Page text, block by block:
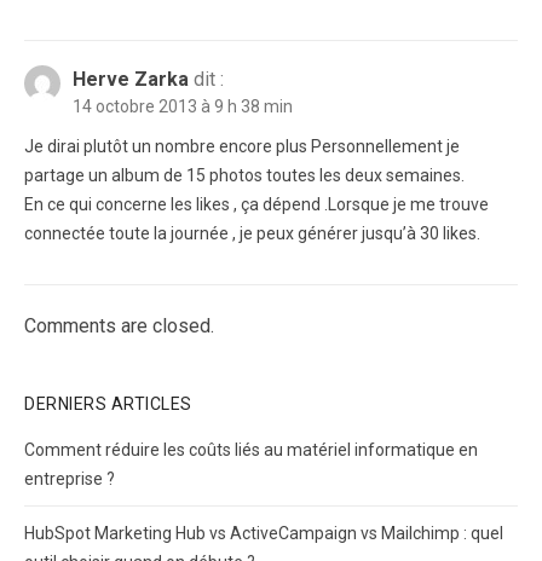
Herve Zarka dit :
14 octobre 2013 à 9 h 38 min
Je dirai plutôt un nombre encore plus Personnellement je
partage un album de 15 photos toutes les deux semaines.
En ce qui concerne les likes , ça dépend .Lorsque je me trouve
connectée toute la journée , je peux générer jusqu’à 30 likes.
Comments are closed.
DERNIERS ARTICLES
Comment réduire les coûts liés au matériel informatique en
entreprise ?
HubSpot Marketing Hub vs ActiveCampaign vs Mailchimp : quel